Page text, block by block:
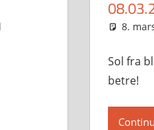
8.
Sol fra
betre!